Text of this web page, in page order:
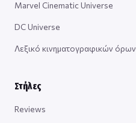
Marvel Cinematic Universe
DC Universe
Λεξικό κινηματογραφικών όρων
Στήλες
Reviews